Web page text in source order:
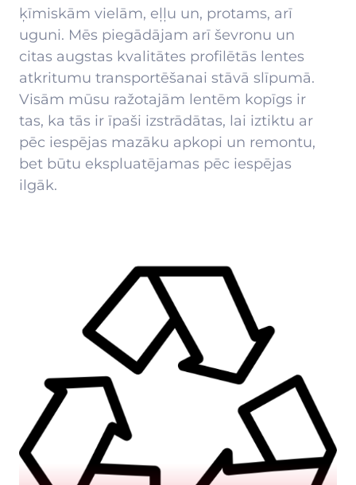
ķīmiskām vielām, eļļu un, protams, arī
uguni. Mēs piegādājam arī ševronu un
citas augstas kvalitātes profilētās lentes
atkritumu transportēšanai stāvā slīpumā.
Visām mūsu ražotajām lentēm kopīgs ir
tas, ka tās ir īpaši izstrādātas, lai iztiktu ar
pēc iespējas mazāku apkopi un remontu,
bet būtu ekspluatējamas pēc iespējas
ilgāk.